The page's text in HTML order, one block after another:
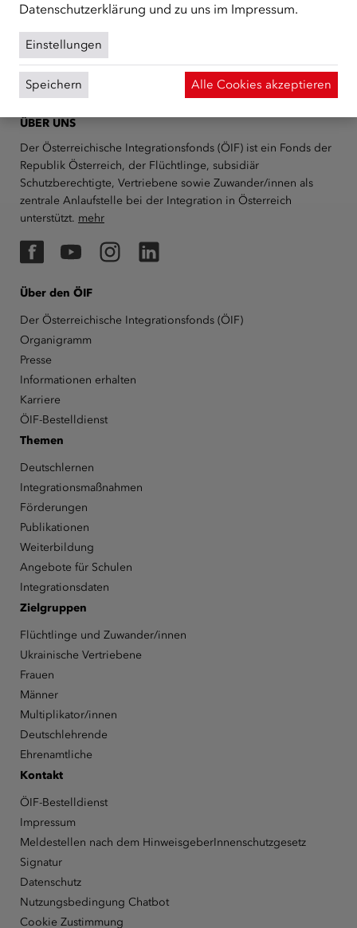
9020 Klagenfurt
ÜBER UNS
Der Österreichische Integrationsfonds (ÖIF) ist ein Fonds der
Republik Österreich, der Flüchtlinge, subsidiär
Schutzberechtigte, Vertriebene sowie Zuwander/innen als
zentrale Anlaufstelle bei der Integration in Österreich
unterstützt. mehr
FacebookYouTubeInstagramLinkedIn
Über den ÖIF
Der Österreichische Integrationsfonds (ÖIF)
Organigramm
Presse
Informationen erhalten
Karriere
ÖIF-Bestelldienst
Themen
Deutschlernen
Integrationsmaßnahmen
Förderungen
Publikationen
Weiterbildung
Angebote für Schulen
Integrationsdaten
Zielgruppen
Flüchtlinge und Zuwander/innen
Ukrainische Vertriebene
Frauen
Männer
Multiplikator/innen
Deutschlehrende
Ehrenamtliche
Kontakt
ÖIF-Bestelldienst
Impressum
Meldestellen nach dem HinweisgeberInnenschutzgesetz
Signatur
Datenschutz
Nutzungsbedingung Chatbot
Cookie Zustimmung
Datenschutzerklärung und zu uns im Impressum.
Einstellungen
Speichern Alle Cookies akzeptieren